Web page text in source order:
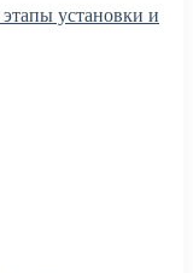
установки и